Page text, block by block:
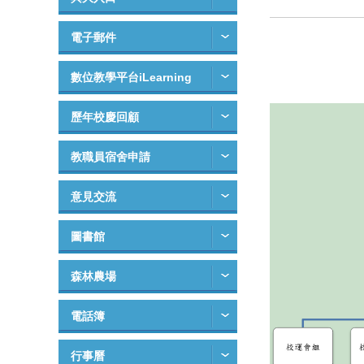
電子郵件
數位教學平台iLearning
歷年校慶回顧
教職員宿舍申請
意見交流
圖書館
森林農場
電話簿
行事曆